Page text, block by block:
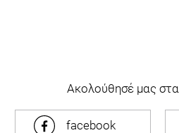
Ακολούθησέ μας
facebook